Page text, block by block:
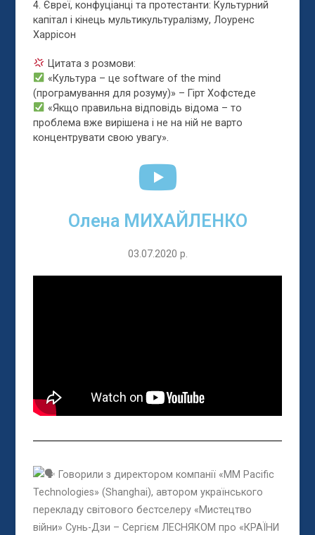
4. Євреї, конфуціанці та протестанти: Культурний
капітал і кінець мультикультуралізму, Лоуренс
Харрісон
Цитата з розмови:
«Культура – це software of the mind
(програмування для розуму)» – Гірт Хофстеде
«Якщо правильна відповідь відома – то
проблема вже вирішена і не на ній не варто
концентрувати свою увагу».
Олена МИХАЙЛЕНКО
03.07.2020 р.
Говорили з директором компанії «MM Pacific
Technologies» (Shanghai), автором українського
перекладу світового бестселеру «Мистецтво
війни» Сунь-Дзи – Сергієм ЛЕСНЯКОМ про «КРАЇНИ